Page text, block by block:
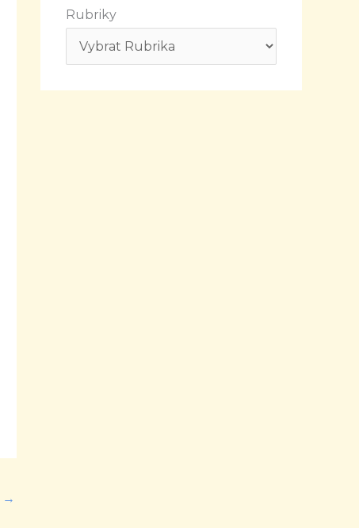
→
Rubriky